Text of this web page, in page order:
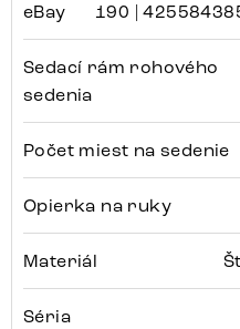
eBay 190 |
Sedací rám rohového
sedenia
Počet miest na sedenie
Opierka na ruky
Materiál
Séria